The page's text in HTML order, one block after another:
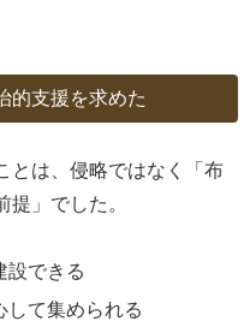
的支援を求めた
とは、侵略ではなく「布
」でした。
設できる
して集められる